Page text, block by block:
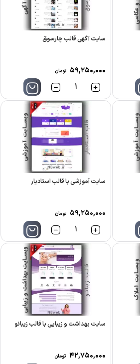
سایت آگهی قالب چارسوق
۵۹,۲۵۰,۰۰۰ تومان
تعداد
سایت آموزشی با قالب استادیار
۵۹,۲۵۰,۰۰۰ تومان
تعداد
سایت بهداشت و زیبایی با قالب زیبانو
۴۲,۷۵۰,۰۰۰ تومان